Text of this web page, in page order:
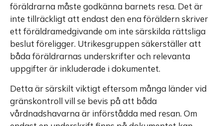
föräldrarna måste godkänna barnets resa. Det är
inte tillräckligt att endast den ena föräldern skriver
ett föräldramedgivande om inte särskilda rättsliga
beslut föreligger. Utrikesgruppen säkerställer att
båda föräldrarnas underskrifter och relevanta
uppgifter är inkluderade i dokumentet.
Detta är särskilt viktigt eftersom många länder vid
gränskontroll vill se bevis på att båda
vårdnadshavarna är införstådda med resan. Om